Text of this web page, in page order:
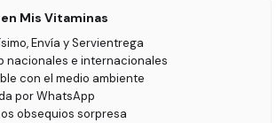
Mis Vitaminas
Envía y Servientrega
nacionales e internacionales
con el medio ambiente
por WhatsApp
obsequios sorpresa